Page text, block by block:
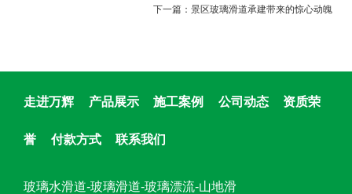
下一篇： 景区玻璃滑道承建带来的惊心动魄
走进万辉 产品展示 施工案例 公司动态 资质荣
誉 付款方式 联系我们
玻璃水滑道-玻璃滑道-玻璃漂流-山地滑